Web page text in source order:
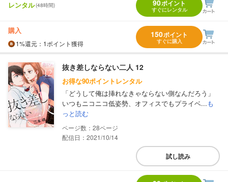
レンタル(48時間) 90ポイント
すぐにレンタル
購入
1%還元 ：1ポイント獲得
150ポイント
すぐに購入
抜き差しならない二人 12
お得な90ポイントレンタル
「どうして俺は挿れなきゃならない側なんだろう」
いつもニコニコ低姿勢、オフィスでもプライベ...も
っと読む
28
配信日：2021/10/14
試し読み